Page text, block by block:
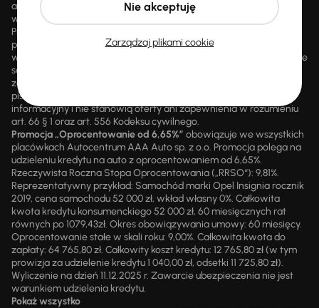
aktualizowana na bieżąco; średnia liczba dostępnych pojazdów
wynosi około 1500, a nowe auta są dodawane każdego dnia.
Promocji nie można łączyć z innymi aktualnie obowiązującymi
promocjami ani rabatami, ani dochodzić do niej prawa z mocą
wsteczną. Szczegółowe informacje o zasadach promocji udzielane
są przez upoważnionych pracowników AAA AUTO. AAA AUTO
zastrzega sobie prawo do zawarcia umowy wyłącznie w formie
pisemnej. Prezentowane informacje mają charakter wyłącznie
informacyjny i nie stanowią oferty ani zapewnienia w rozumieniu
art. 66 § 1 oraz art. 556 Kodeksu cywilnego.
Promocja „Oprocentowanie od 6,65%” obowiązuje we wszystkich
placówkach Autocentrum AAA Auto sp. z o.o. Promocja polega na
udzieleniu kredytu na auto z oprocentowaniem od 6,65%.
Rzeczywista Roczna Stopa Oprocentowania („RRSO“): 9,81%.
Reprezentatywny przykład: Samochód marki Opel Insignia rocznik
2019, cena samochodu 52 000 zł, wkład własny 0%. Całkowita
kwota kredytu konsumenckiego 52 000 zł, 60 miesięcznych rat
równych po 1079,43zł. Okres obowiązywania umowy: 60 miesięcy.
Oprocentowanie stałe w skali roku: 9,00%. Całkowita kwota do
zapłaty: 64 765,80 zł. Całkowity koszt kredytu: 12 765,80 zł (w tym
prowizja za udzielenie kredytu 1 040,00 zł, odsetki 11 725,80 zł).
Wyliczenie na dzień 11.12.2025 r. Zawarcie ubezpieczenia nie jest
warunkiem udzielenia kredytu.
Pokaż wszystko
Zarządzaj plikami cookie
Nie akceptuję